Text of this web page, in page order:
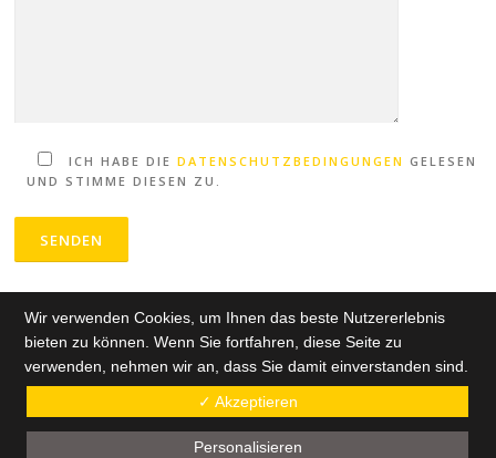
ICH HABE DIEDATENSCHUTZBEDINGUNGEN GELESEN
UND STIMME DIESEN ZU.
Copyright © 2026 Rudeltraining - Ing. Sebastian Wieser-Nowak
Wir verwenden Cookies, um Ihnen das beste Nutzererlebnis
bieten zu können. Wenn Sie fortfahren, diese Seite zu
verwenden, nehmen wir an, dass Sie damit einverstanden sind.
✓ Akzeptieren
Personalisieren